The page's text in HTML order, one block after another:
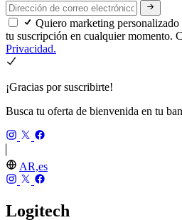
Quiero marketing
tu suscripción en cualquier momento.
Privacidad.
¡Gracias por suscribirte!
Busca tu oferta de bienvenida en tu
AR,es
Logitech